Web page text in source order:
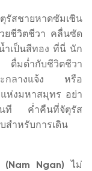
รัสชายหาดซัมเซิน
วยชีวิตชีวา คลื่นซัด
ำเป็นสีทอง ที่นี่ นัก
ดื่มด่ำกับชีวิตชีวา
ะกลางแจ้ง หรือ
ห่งมหาสมุทร อย่า
นที ค่ำคืนที่จัตุรัส
สำหรับการเดิน
(Nam Ngan) ไม่